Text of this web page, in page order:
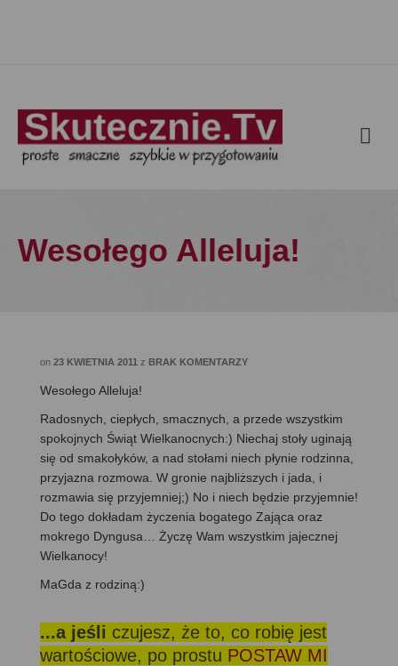
Wesołego Alleluja!
on 23 KWIETNIA 2011 z BRAK KOMENTARZY
Wesołego Alleluja!
Radosnych, ciepłych, smacznych, a przede wszystkim
spokojnych Świąt Wielkanocnych:) Niechaj stoły uginają
się od smakołyków, a nad stołami niech płynie rodzinna,
przyjazna rozmowa. W gronie najbliższych i jada, i
rozmawia się przyjemniej;) No i niech będzie przyjemnie!
Do tego dokładam życzenia bogatego Zająca oraz
mokrego Dyngusa… Życzę Wam wszystkim jajecznej
Wielkanocy!
MaGda z rodziną:)
...a jeśli czujesz, że to, co robię jest
wartościowe, po prostu POSTAW MI